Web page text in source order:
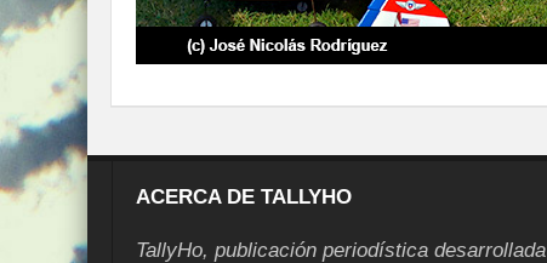
ACERCA DE TALLYHO
TallyHo, publicación periodística desarrollada